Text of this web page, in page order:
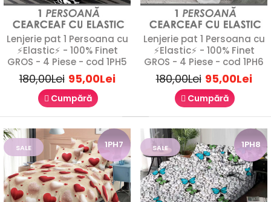
Lenjerie de pat 1 Persoana - 100% Finet GROS
- 4 Piese - cod 1P3
180,00Lei 89,00Lei
Lenjerie de Pat 1 Persoană Finet Gros – 4 PieseVă prezentăm
o lenjerie de pat pentru o persoană, rea..
Lenjerie pat 1 Persoana cu
⚡Elastic⚡ - 100% Finet
GROS - 4 Piese - cod 1PH5
180,00Lei 95,00Lei
Cumpără
Lenjerie pat 1 Persoana cu
⚡Elastic⚡ - 100% Finet
GROS - 4 Piese - cod 1PH6
180,00Lei 95,00Lei
Cumpără
1PH7
SALE 1PH8
SALE